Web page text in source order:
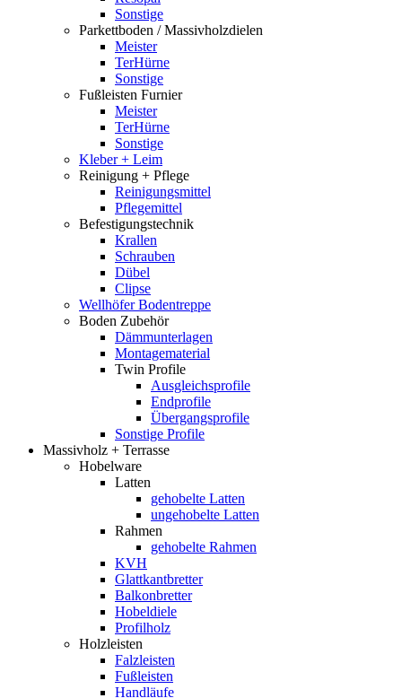
Sonstige
Parkettboden / Massivholzdielen
Meister
TerHürne
Sonstige
Fußleisten Furnier
Meister
TerHürne
Sonstige
Kleber + Leim
Reinigung + Pflege
Reinigungsmittel
Pflegemittel
Befestigungstechnik
Krallen
Schrauben
Dübel
Clipse
Wellhöfer Bodentreppe
Boden Zubehör
Dämmunterlagen
Montagematerial
Twin Profile
Ausgleichsprofile
Endprofile
Übergangsprofile
Sonstige Profile
Massivholz + Terrasse
Hobelware
Latten
gehobelte Latten
ungehobelte Latten
Rahmen
gehobelte Rahmen
KVH
Glattkantbretter
Balkonbretter
Hobeldiele
Profilholz
Holzleisten
Falzleisten
Fußleisten
Handläufe